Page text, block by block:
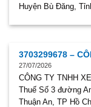
Huyện Bù Đăng,
3703299678 –
27/07/2026
CÔNG TY TNHH
Thuế Số 3 đường
Thuận An, TP Hồ